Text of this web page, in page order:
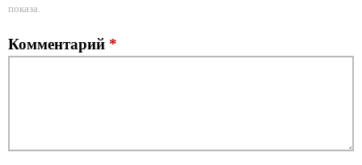
показа.
Комментарий *